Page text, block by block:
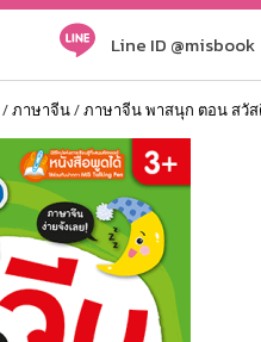
Line ID @misbook
/ภาษาจีน/ภาษาจีน พาสนุก ตอน สวั